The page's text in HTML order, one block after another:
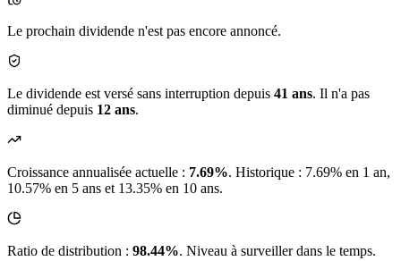
Le prochain dividende n'est pas encore annoncé.
Le dividende est versé sans interruption depuis 41 ans. Il n'a pas
diminué depuis 12 ans.
Croissance annualisée actuelle : 7.69%. Historique : 7.69% en 1 an,
10.57% en 5 ans et 13.35% en 10 ans.
Ratio de distribution : 98.44%. Niveau à surveiller dans le temps.